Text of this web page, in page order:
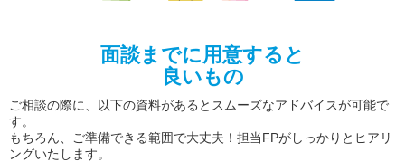
面談までに用意すると
良いもの
ご相談の際に、以下の資料があるとスムーズなアドバイスが可能で
す。
もちろん、ご準備できる範囲で大丈夫！担当FPがしっかりとヒアリ
ングいたします。